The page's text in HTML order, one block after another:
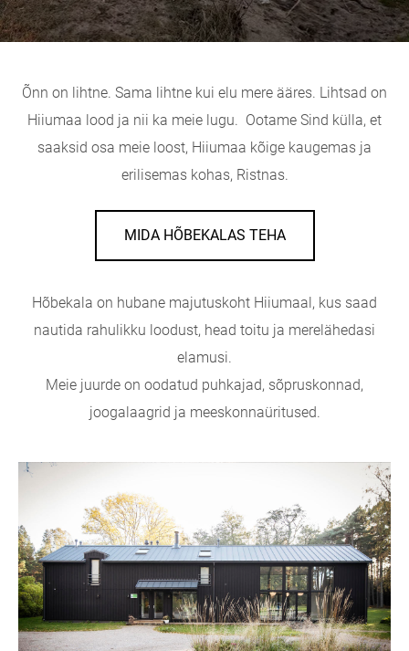
Õnn on lihtne. Sama lihtne kui elu mere ääres. Lihtsad on
Hiiumaa lood ja nii ka meie lugu. Ootame Sind külla, et
saaksid osa meie loost, Hiiumaa kõige kaugemas ja
erilisemas kohas, Ristnas.
MIDA HÕBEKALAS TEHA
Hõbekala on hubane majutuskoht Hiiumaal, kus saad
nautida rahulikku loodust, head toitu ja merelähedasi
elamusi.
Meie juurde on oodatud puhkajad, sõpruskonnad,
joogalaagrid ja meeskonnaüritused.